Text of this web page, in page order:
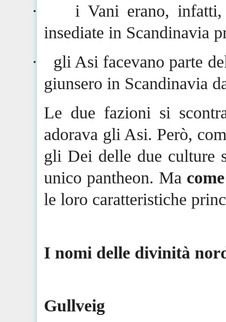
·
i Vani erano,
insediate in Scandinavia
·
gli Asi facevano parte
giunsero in Scandinavia
Le due fazioni si
adorava gli Asi. Però,
gli Dei delle due culture
unico pantheon. Ma
le loro caratteristiche
I nomi delle divinità
Gullveig